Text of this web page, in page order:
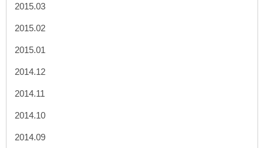
2015.03
2015.02
2015.01
2014.12
2014.11
2014.10
2014.09